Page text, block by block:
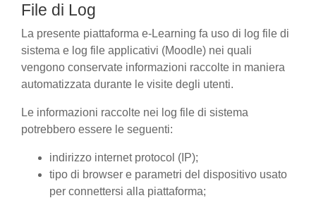
File di Log
La presente piattaforma e-Learning fa uso di log file di
sistema e log file applicativi (Moodle) nei quali
vengono conservate informazioni raccolte in maniera
automatizzata durante le visite degli utenti.
Le informazioni raccolte nei log file di sistema
potrebbero essere le seguenti:
indirizzo internet protocol (IP);
tipo di browser e parametri del dispositivo usato
per connettersi alla piattaforma;